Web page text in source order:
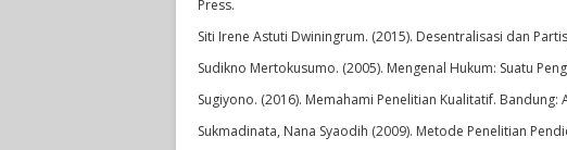
Press.
Siti Irene Astuti Dwiningrum. (2015). Desentralisasi dan
Sudikno Mertokusumo. (2005). Mengenal Hukum: Suatu
Sugiyono. (2016). Memahami Penelitian Kualitatif. Bandung:
Sukmadinata, Nana Syaodih (2009). Metode Penelitian